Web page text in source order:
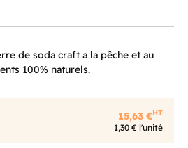
de soda craft a la pêche et au
100% naturels.
15,63 €HT
1,30 € l'unité